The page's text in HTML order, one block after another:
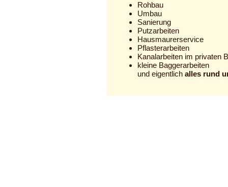
Rohbau
Umbau
Sanierung
Putzarbeiten
Hausmaurerservice
Pflasterarbeiten
Kanalarbeiten im privaten
kleine Baggerarbeiten
und eigentlich alles rund